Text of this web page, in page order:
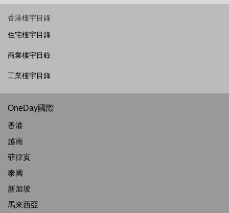
香港樓宇目錄
住宅樓宇目錄
商業樓宇目錄
工業樓宇目錄
OneDay國際
香港
越南
菲律賓
泰國
新加坡
馬來西亞